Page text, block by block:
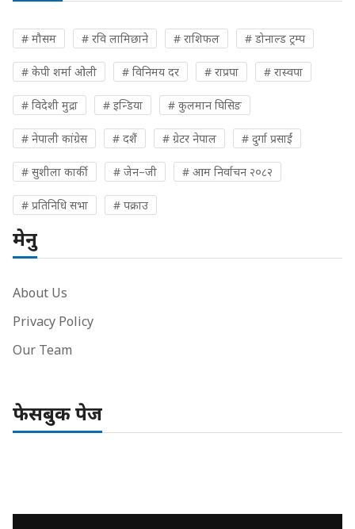
# मौसम # रवि लामिछाने # राशिफल # डोनाल्ड ट्रम्प
# केपी शर्मा ओली # विनिमय दर # राप्रपा # रास्वपा
# विदेशी मुद्रा # इन्डिया # कुलमान घिसिङ
# नेपाली कांग्रेस # दशैं # ग्रेटर नेपाल # दुर्गा प्रसाईं
# सुशीला कार्की # जेन–जी # आम निर्वाचन २०८२
# प्रतिनिधि सभा # पक्राउ
मेनु
About Us
Privacy Policy
Our Team
फेसबुक पेज